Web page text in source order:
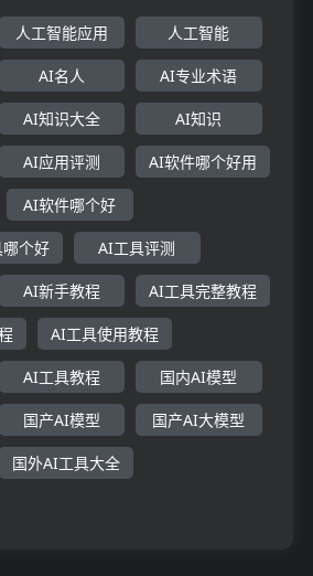
人工智能应用 人工智能
AI名人 AI专业术语
AI知识大全 AI知识
AI应用评测 AI软件哪个好用
AI软件哪个好
个好 AI工具评测
AI新手教程 AI工具完整教程
AI工具使用教程
AI工具教程 国内AI模型
国产AI模型 国产AI大模型
国外AI工具大全